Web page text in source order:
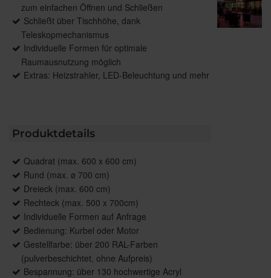
zum einfachen Öffnen und Schließen
Schließt über Tischhöhe, dank
Teleskopmechanismus
Individuelle Formen für optimale
Raumausnutzung möglich
Extras: Heizstrahler, LED-Beleuchtung und mehr
Produktdetails
Quadrat (max. 600 x 600 cm)
Rund (max. ø 700 cm)
Dreieck (max. 600 cm)
Rechteck (max. 500 x 700cm)
Individuelle Formen auf Anfrage
Bedienung: Kurbel oder Motor
Gestellfarbe: über 200 RAL-Farben
(pulverbeschichtet, ohne Aufpreis)
Bespannung: über 130 hochwertige Acryl